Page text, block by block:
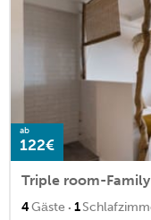
ab
122€
Triple room-
4Gäste · 1